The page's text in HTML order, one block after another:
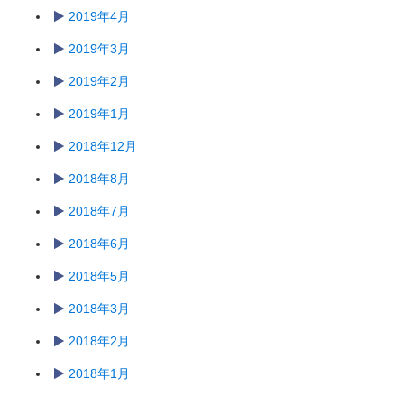
2019年4月
2019年3月
2019年2月
2019年1月
2018年12月
2018年8月
2018年7月
2018年6月
2018年5月
2018年3月
2018年2月
2018年1月